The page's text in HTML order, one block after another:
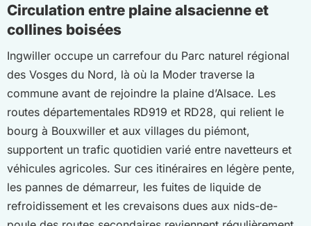
Circulation entre plaine alsacienne et
collines boisées
Ingwiller occupe un carrefour du Parc naturel régional
des Vosges du Nord, là où la Moder traverse la
commune avant de rejoindre la plaine d’Alsace. Les
routes départementales RD919 et RD28, qui relient le
bourg à Bouxwiller et aux villages du piémont,
supportent un trafic quotidien varié entre navetteurs et
véhicules agricoles. Sur ces itinéraires en légère pente,
les pannes de démarreur, les fuites de liquide de
refroidissement et les crevaisons dues aux nids-de-